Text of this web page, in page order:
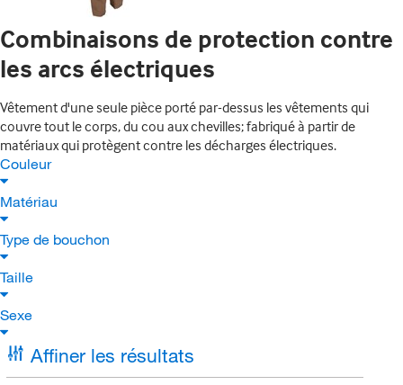
Combinaisons de protection contre
les arcs électriques
Vêtement d'une seule pièce porté par-dessus les vêtements qui
couvre tout le corps, du cou aux chevilles; fabriqué à partir de
matériaux qui protègent contre les décharges électriques.
Couleur
Matériau
Type de bouchon
Taille
Sexe
Affiner les résultats